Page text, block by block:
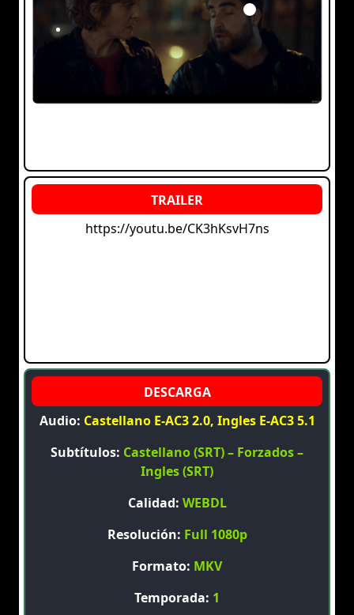
https://youtu.be/CK3hKsvH7ns
Audio: Castellano E-AC3 2.0, Ingles E-AC3 5.1
Subtítulos: Castellano (SRT) – Forzados –
Ingles (SRT)
Calidad: WEBDL
Resolución: Full 1080p
Formato: MKV
Temporada: 1